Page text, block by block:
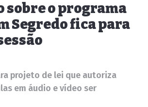
sobre o programa
Segredo fica para
projeto de lei que autoriza
em áudio e vídeo ser